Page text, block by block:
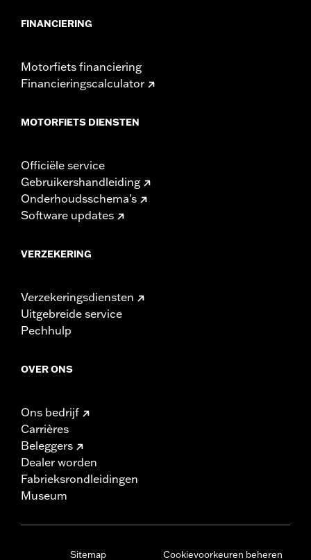
FINANCIERING
Motorfiets financiering
Financieringscalculator
MOTORFIETS DIENSTEN
Officiële service
Gebruikershandleiding
Onderhoudsschema's
Software updates
VERZEKERING
Verzekeringsdiensten
Uitgebreide service
Pechhulp
OVER ONS
Ons bedrijf
Carrières
Beleggers
Dealer worden
Fabrieksrondleidingen
Museum
Sitemap Cookievoorkeuren beheren